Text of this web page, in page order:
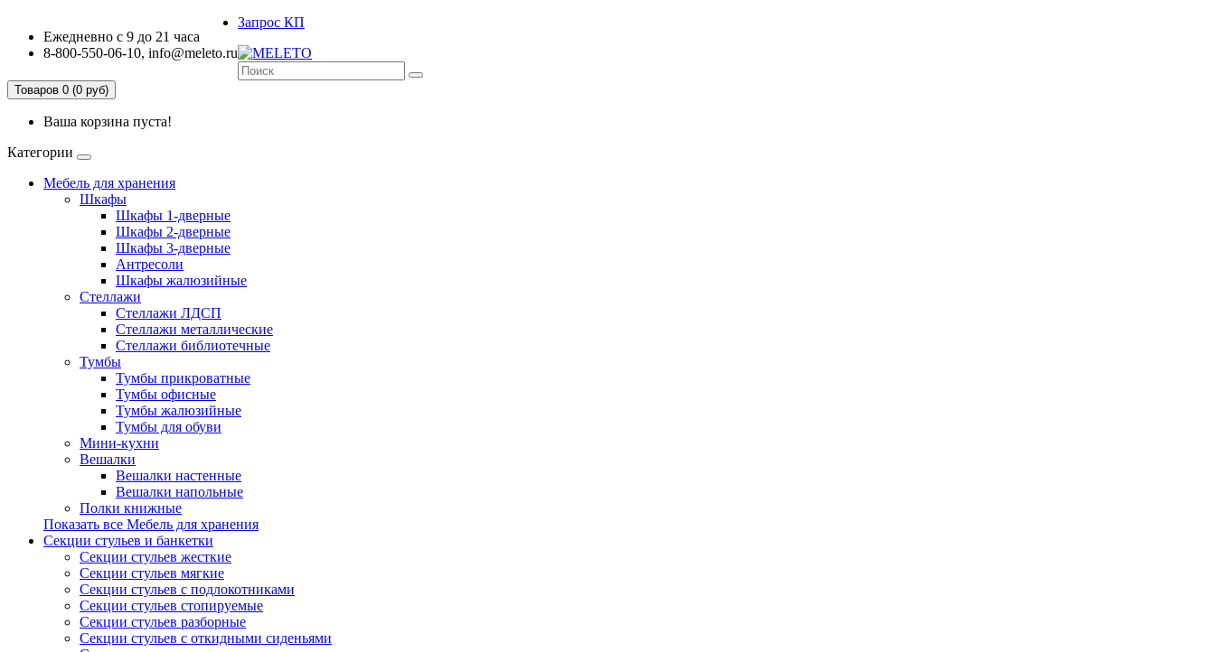
Ежедневно с 9 до 21 часа
8-800-550-06-10, info@meleto.ru
Запрос КП
Товаров 0 (0 pуб)
Ваша корзина пуста!
Категории
Мебель для хранения
Шкафы
Шкафы 1-дверные
Шкафы 2-дверные
Шкафы 3-дверные
Антресоли
Шкафы жалюзийные
Стеллажи
Стеллажи ЛДСП
Стеллажи металлические
Стеллажи библиотечные
Тумбы
Тумбы прикроватные
Тумбы офисные
Тумбы жалюзийные
Тумбы для обуви
Мини-кухни
Вешалки
Вешалки настенные
Вешалки напольные
Полки книжные
Показать все Мебель для хранения
Секции стульев и банкетки
Секции стульев жесткие
Секции стульев мягкие
Секции стульев с подлокотниками
Секции стульев стопируемые
Секции стульев разборные
Секции стульев с откидными сиденьями